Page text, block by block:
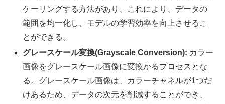
ケーリングする方法があり、これにより、データの
範囲を均一化し、モデルの学習効率を向上させるこ
とができる。
グレースケール変換(Grayscale Conversion): カラー
画像をグレースケール画像に変換かるプロセスとな
る。グレースケール画像は、カラーチャネルが1つだ
けあるため、データの次元を削減することができ、